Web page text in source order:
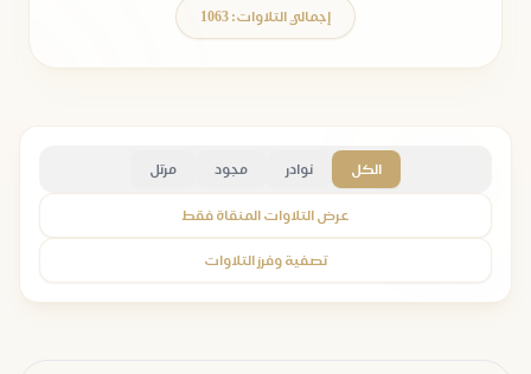
إجمالي التلاوات: 1063
الكل نوادر مجود مرتل
عرض التلاوات المنقاة فقط
تصفية وفرز التلاوات